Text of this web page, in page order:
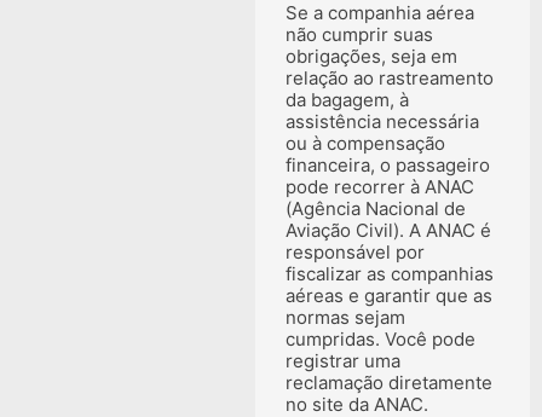
Se a companhia aérea
não cumprir suas
obrigações, seja em
relação ao rastreamento
da bagagem, à
assistência necessária
ou à compensação
financeira, o passageiro
pode recorrer à ANAC
(Agência Nacional de
Aviação Civil). A ANAC é
responsável por
fiscalizar as companhias
aéreas e garantir que as
normas sejam
cumpridas. Você pode
registrar uma
reclamação diretamente
no site da ANAC.